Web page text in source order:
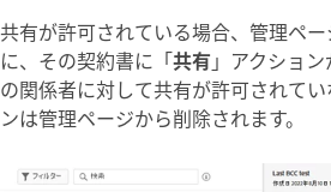
共有が許可されている場合、 管理ペ
に、その契約書に「共有 」アクショ
の関係者に対して共有が許可されて
ンは管理ページから削除されます。